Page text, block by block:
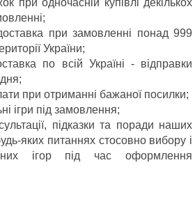
при одночасній купівлі декількох
при замовленні понад 999
України;
по всій Україні - відправки
при отриманні бажаної посилки;
ігри під замовлення;
підказки та поради наших
яких питаннях стосовно вибору і
ігор під час оформлення